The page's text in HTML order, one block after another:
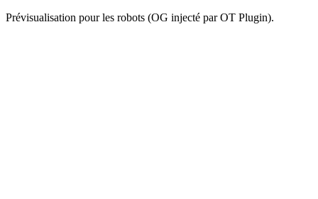
Prévisualisation pour les robots (OG injecté par OT Plugin).